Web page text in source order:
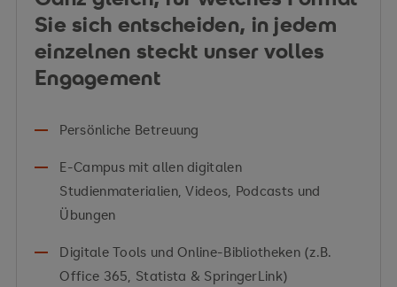
richten Ihr Studium gezielt an Ihren
beruflichen Zielen aus
Erwachsene– Erwachsenenbildung,
Beratungsstellen,
Schwangerschaftskonfliktberatung, Mutter-
Kind-Einrichtungen
Pflegekinder-, Familien- und
Lebensberatungsstellen, Adoptionswesen
– Tagesstätten, Freizeitarbeit,
Wohnheime
Menschen mit Erkrankungen
Sie sich entscheiden, in jedem
einzelnen steckt unser volles
Engagement
Persönliche Betreuung
E-Campus mit allen digitalen
Studienmaterialien, Videos, Podcasts und
Übungen
Digitale Tools und Online-Bibliotheken (z.B.
Office 365, Statista & SpringerLink)